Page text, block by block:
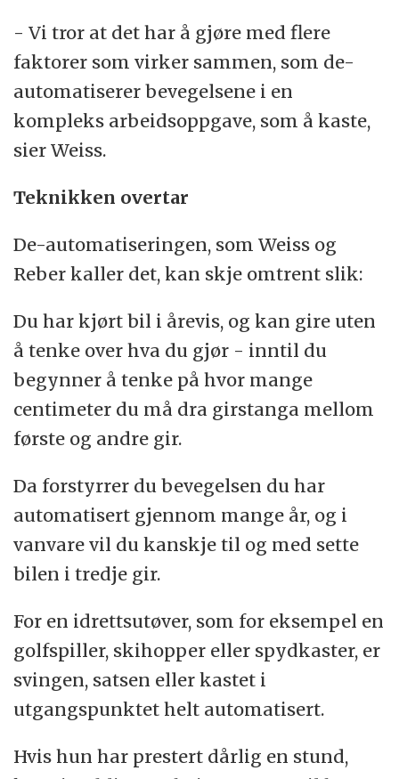
- Vi tror at det har å gjøre med flere
faktorer som virker sammen, som de-
automatiserer bevegelsene i en
kompleks arbeidsoppgave, som å kaste,
sier Weiss.
Teknikken overtar
De-automatiseringen, som Weiss og
Reber kaller det, kan skje omtrent slik:
Du har kjørt bil i årevis, og kan gire uten
å tenke over hva du gjør - inntil du
begynner å tenke på hvor mange
centimeter du må dra girstanga mellom
første og andre gir.
Da forstyrrer du bevegelsen du har
automatisert gjennom mange år, og i
vanvare vil du kanskje til og med sette
bilen i tredje gir.
For en idrettsutøver, som for eksempel en
golfspiller, skihopper eller spydkaster, er
svingen, satsen eller kastet i
utgangspunktet helt automatisert.
Hvis hun har prestert dårlig en stund,